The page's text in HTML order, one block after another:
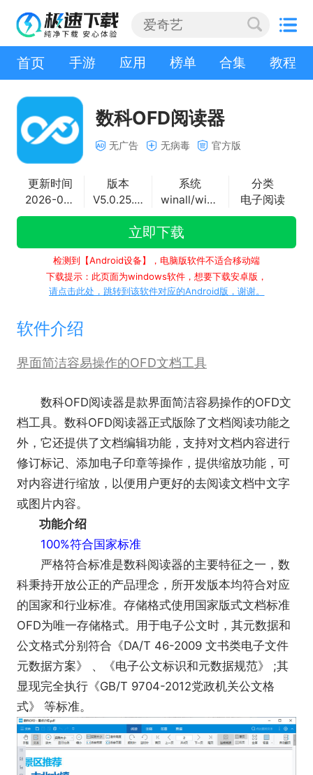
首页 手游 应用 榜单 合集 教程
数科OFD阅读器
无广告 无病毒 官方版
更新时间
2026-06-15
版本
V5.0.25.0320
系统
winall/win7/win10/win11
分类
电子阅读
立即下载
检测到【Android设备】，电脑版软件不适合移动端
下载提示：此页面为windows软件，想要下载安卓版，
请点击此处，跳转到该软件对应的Android版，谢谢。
软件介绍
界面简洁容易操作的OFD文档工具
数科OFD阅读器是款界面简洁容易操作的OFD文
档工具。数科OFD阅读器正式版除了文档阅读功能之
外，它还提供了文档编辑功能，支持对文档内容进行
修订标记、添加电子印章等操作，提供缩放功能，可
对内容进行缩放，以便用户更好的去阅读文档中文字
或图片内容。
功能介绍
100%符合国家标准
严格符合标准是数科阅读器的主要特征之一，数
科秉持开放公正的产品理念，所开发版本均符合对应
的国家和行业标准。存储格式使用国家版式文档标准
OFD为唯一存储格式。用于电子公文时，其元数据和
公文格式分别符合《DA/T 46-2009 文书类电子文件
元数据方案》 、《电子公文标识和元数据规范》 ;其
显现完全执行《GB/T 9704-2012党政机关公文格
式》 等标准。